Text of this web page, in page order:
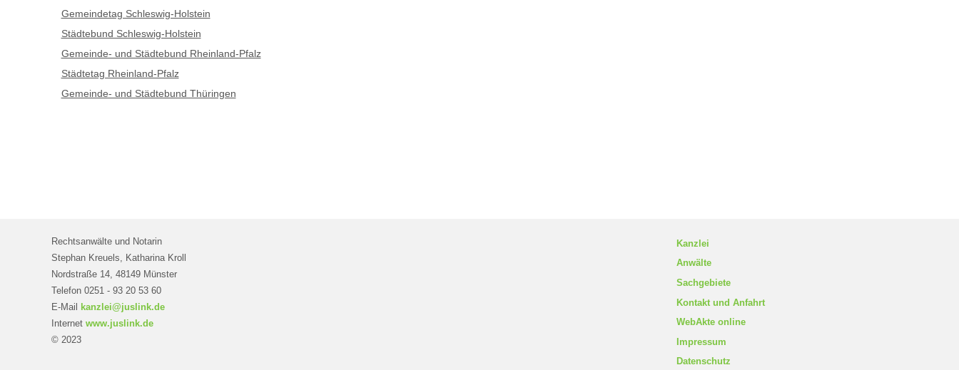
Gemeindetag Schleswig-Holstein
Städtebund Schleswig-Holstein
Gemeinde- und Städtebund Rheinland-Pfalz
Städtetag Rheinland-Pfalz
Gemeinde- und Städtebund Thüringen
Rechtsanwälte und Notarin
Stephan Kreuels, Katharina Kroll
Nordstraße 14, 48149 Münster
Telefon 0251 - 93 20 53 60
E-Mail
kanzlei@juslink.de
Internet www.juslink.de
© 2023
Kanzlei
Anwälte
Sachgebiete
Kontakt und Anfahrt
WebAkte online
Impressum
Datenschutz